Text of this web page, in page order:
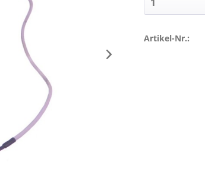
Artikel-Nr.: